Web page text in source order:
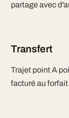
partage avec
Transfert
Trajet point A
facturé au forfait.